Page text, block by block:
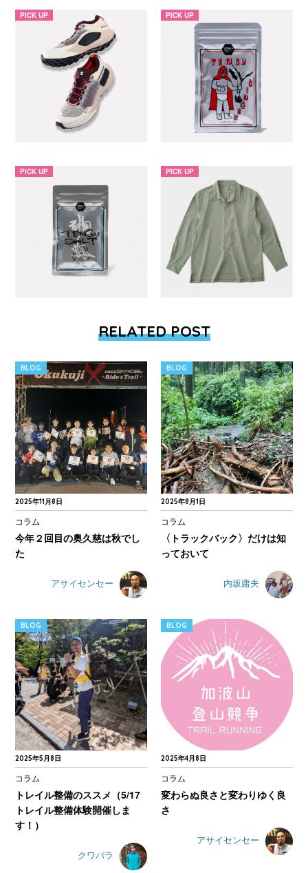
PICK UP PICK UP
PICK UP PICK UP
RELATED POST
2025年11月8日
BLOG
コラム
今年２回目の奥久慈は秋でし
た
アサイセンセー
2025年8月1日
BLOG
コラム
〈トラックバック〉だけは知
っておいて
内坂庸夫
2025年5月8日
BLOG
コラム
トレイル整備のススメ（5/17
トレイル整備体験開催しま
す！）
クワバラ
2025年4月8日
BLOG
コラム
変わらぬ良さと変わりゆく良
さ
アサイセンセー